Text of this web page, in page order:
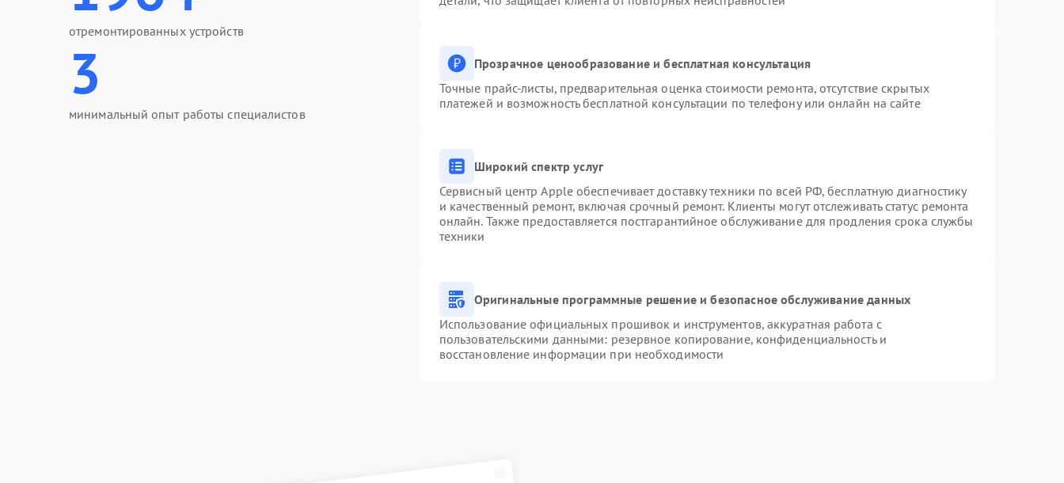
отремонтированных устройств
3
минимальный опыт работы специалистов
Прозрачное ценообразование и бесплатная консультация
Точные прайс-листы, предварительная оценка стоимости ремонта, отсутствие скрытых
платежей и возможность бесплатной консультации по телефону или онлайн на сайте
Широкий спектр услуг
Сервисный центр Apple обеспечивает доставку техники по всей РФ, бесплатную диагностику
и качественный ремонт, включая срочный ремонт. Клиенты могут отслеживать статус ремонта
онлайн. Также предоставляется постгарантийное обслуживание для продления срока службы
техники
Оригинальные программные решение и безопасное обслуживание данных
Использование официальных прошивок и инструментов, аккуратная работа с
пользовательскими данными: резервное копирование, конфиденциальность и
восстановление информации при необходимости